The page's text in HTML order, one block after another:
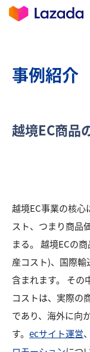
事例紹介
越境EC商品
越境EC事業の核心
スト、つまり商品
まる。 越境ECの
産コスト)、国際
含まれます。 その
コストは、実際の
であり、海外に向
す。 ecサイト運営、